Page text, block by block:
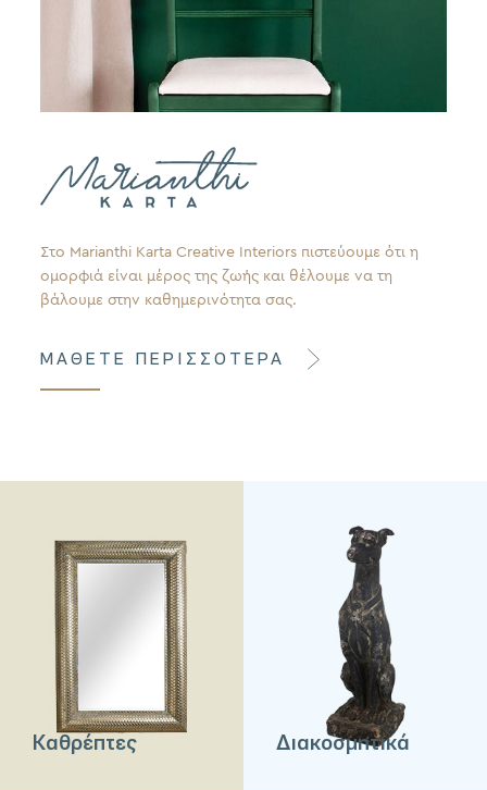
Στο Marianthi Karta Creative Interiors πιστεύουμε ότι η
ομορφιά είναι μέρος της ζωής και θέλουμε να τη
βάλουμε στην καθημερινότητα σας.
ΜΑΘΕΤΕ ΠΕΡΙΣΣΟΤΕΡΑ
Καθρέπτες Διακοσμητικά